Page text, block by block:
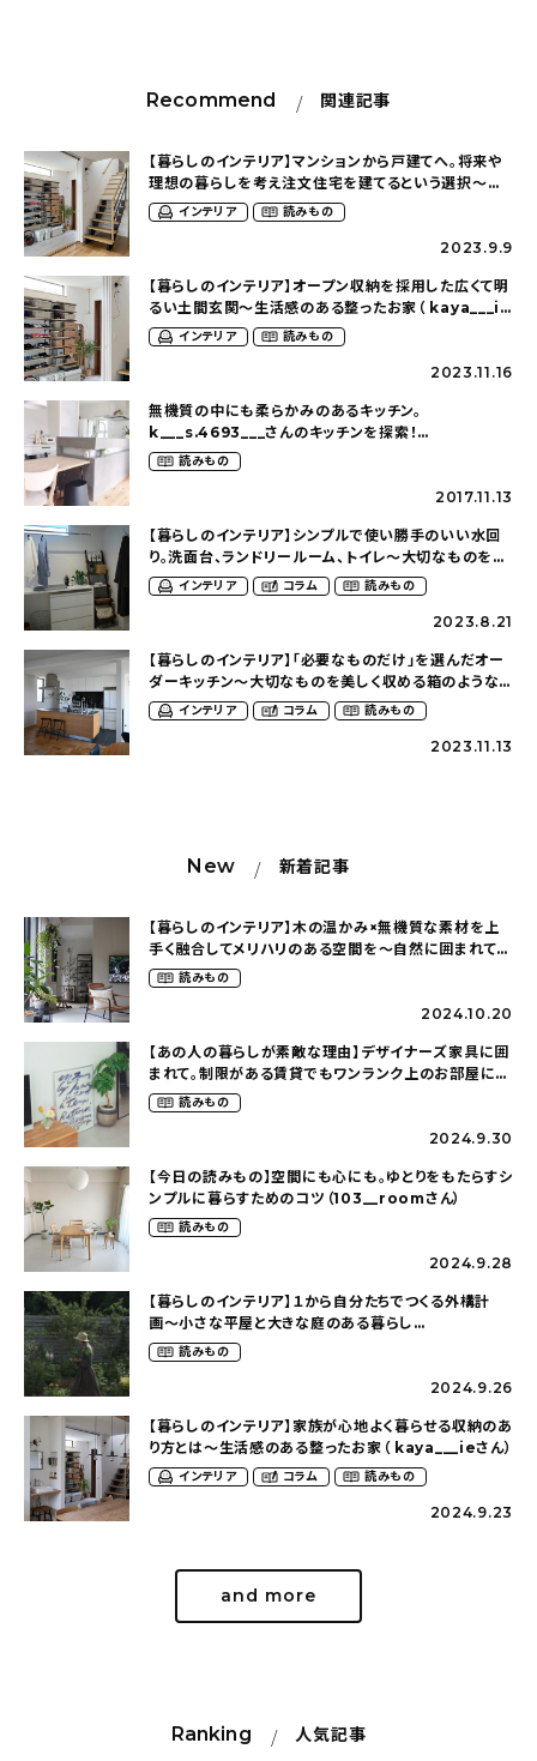
Recommend 関連記事
【暮らしのインテリア】マンションから戸建てへ。将来や
理想の暮らしを考え注文住宅を建てるという選択〜生
活感のある整ったお家（ kaya___ieさん）
インテリア 読みもの
2023.9.9
【暮らしのインテリア】オープン収納を採用した広くて明
るい土間玄関〜生活感のある整ったお家（ kaya___ie
さん）インテリア 読みもの
2023.11.16
無機質の中にも柔らかみのあるキッチン。
k___s.4693___さんのキッチンを探索！
【Panasonic（パナソニック）ラクシーナ モールテック
ス】
読みもの
2017.11.13
【暮らしのインテリア】シンプルで使い勝手のいい水回
り。洗面台、ランドリールーム、トイレ〜大切なものを美
しく収める箱のような家で暮らす（kei_haus___さん）
インテリア コラム 読みもの
2023.8.21
【暮らしのインテリア】「必要なものだけ」を選んだオー
ダーキッチン〜大切なものを美しく収める箱のような
家で暮らす（kei_haus___さん）
インテリア コラム 読みもの
2023.11.13
New 新着記事
【暮らしのインテリア】木の温かみ×無機質な素材を上
手く融合してメリハリのある空間を〜自然に囲まれて暮
らす（ki_no_ieさん）
読みもの
2024.10.20
【あの人の暮らしが素敵な理由】デザイナーズ家具に囲
まれて。制限がある賃貸でもワンランク上のお部屋に〜
狭くても好きな暮らしのこと（_____chika708さん）
読みもの
2024.9.30
【今日の読みもの】空間にも心にも。ゆとりをもたらすシ
ンプルに暮らすためのコツ（103__roomさん）
読みもの
2024.9.28
【暮らしのインテリア】１から自分たちでつくる外構計
画〜小さな平屋と大きな庭のある暮らし
（tsumikiniwaさん）
読みもの
2024.9.26
【暮らしのインテリア】家族が心地よく暮らせる収納のあ
り方とは〜生活感のある整ったお家（ kaya___ieさん）
インテリア コラム 読みもの
2024.9.23
and more
Ranking 人気記事